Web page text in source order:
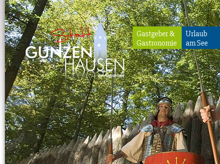
Gunzenhausen
Gastgeber &
Gastronomie
Urlaub
am See